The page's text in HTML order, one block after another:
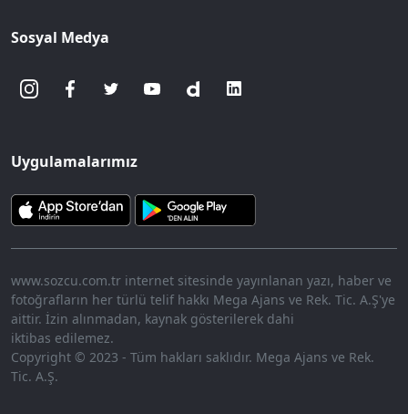
Sosyal Medya
Uygulamalarımız
www.sozcu.com.tr internet sitesinde yayınlanan yazı, haber ve
fotoğrafların her türlü telif hakkı Mega Ajans ve Rek. Tic. A.Ş'ye
aittir. İzin alınmadan, kaynak gösterilerek dahi
iktibas edilemez.
Copyright © 2023 - Tüm hakları saklıdır. Mega Ajans ve Rek.
Tic. A.Ş.